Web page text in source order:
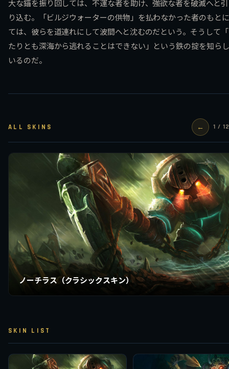
大な錨を振り回しては、不運な者を助け、強欲な者を破滅へと
り込む。「ビルジウォーターの供物」を払わなかった者のもと
ては、彼らを道連れにして波間へと沈むのだという。そうして
たりとも深海から逃れることはできない」という鉄の掟を知ら
いるのだ。
ALL SKINS ← 1 / 12
ノーチラス（クラシックスキン）
SKIN LIST